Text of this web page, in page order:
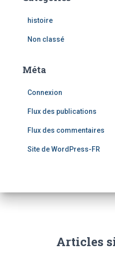
histoire
Non classé
Méta
Connexion
Flux des publications
Flux des commentaires
Site de WordPress-FR
Articles